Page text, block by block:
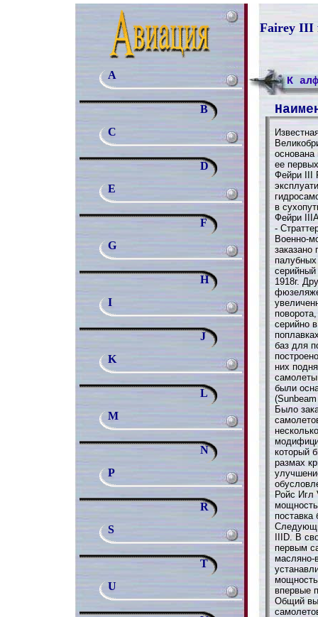
Fairey III
A
B
C
D
E
F
G
H
I
J
K
L
M
N
P
R
S
T
U
К
основана
ее
Фейри III
в
Фейри
-
Военно-
заказано
1918г.
серийно
баз для
них
были
Было
который
размах
Ройс Игл
поставка
IIID. В
первым
масляно-
впервые
Общий